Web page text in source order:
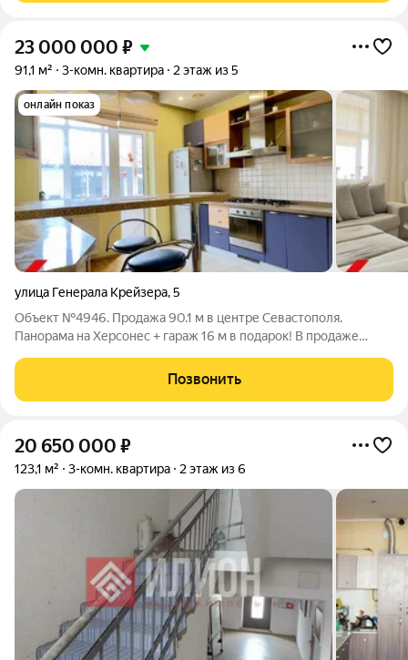
23 000 000 ₽
91,1 м² 3-комн. квартира 2 этаж из 5
онлайн показ
улица Генерала Крейзера,5
Объект №4946. Продажа 90.1 м в центре Севастополя.
Панорама на Херсонес + гараж 16 м в подарок! В продаже
10 квартир. Расположение тихий центр Ленинского района, но
с видом, достойным
Позвонить
20 650 000 ₽
123,1 м² 3-комн. квартира 2 этаж из 6